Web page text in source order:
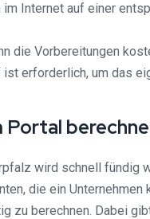
Internet auf einer
die Vorbereitungen
erforderlich, um das
Portal
wird schnell fündig
die ein
zu berechnen. Dabei